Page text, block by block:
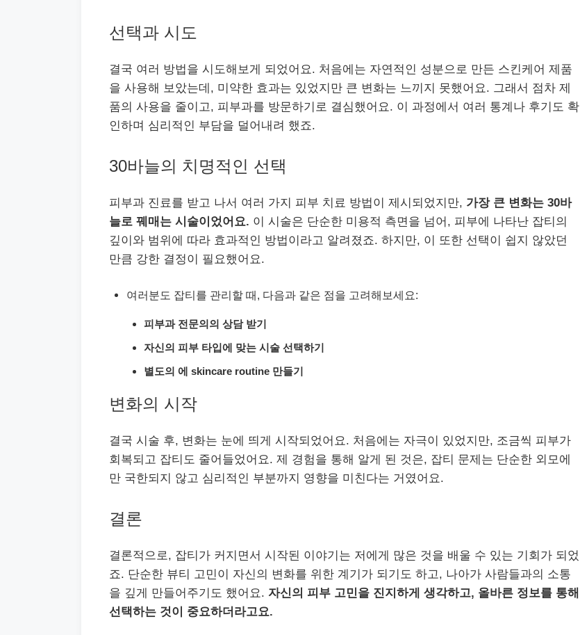
선택과 시도
결국 여러 방법을 시도해보게 되었어요. 처음에는 자연적인 성분으로 만든 스킨케어 제품
을 사용해 보았는데, 미약한 효과는 있었지만 큰 변화는 느끼지 못했어요. 그래서 점차 제
품의 사용을 줄이고, 피부과를 방문하기로 결심했어요. 이 과정에서 여러 통계나 후기도 확
인하며 심리적인 부담을 덜어내려 했죠.
30바늘의 치명적인 선택
피부과 진료를 받고 나서 여러 가지 피부 치료 방법이 제시되었지만, 가장 큰 변화는 30바
늘로 꿰매는 시술이었어요. 이 시술은 단순한 미용적 측면을 넘어, 피부에 나타난 잡티의
깊이와 범위에 따라 효과적인 방법이라고 알려졌죠. 하지만, 이 또한 선택이 쉽지 않았던
만큼 강한 결정이 필요했어요.
여러분도 잡티를 관리할 때, 다음과 같은 점을 고려해보세요:
피부과 전문의의 상담 받기
자신의 피부 타입에 맞는 시술 선택하기
별도의 에 skincare routine 만들기
변화의 시작
결국 시술 후, 변화는 눈에 띄게 시작되었어요. 처음에는 자극이 있었지만, 조금씩 피부가
회복되고 잡티도 줄어들었어요. 제 경험을 통해 알게 된 것은, 잡티 문제는 단순한 외모에
만 국한되지 않고 심리적인 부분까지 영향을 미친다는 거였어요.
결론
결론적으로, 잡티가 커지면서 시작된 이야기는 저에게 많은 것을 배울 수 있는 기회가 되었
죠. 단순한 뷰티 고민이 자신의 변화를 위한 계기가 되기도 하고, 나아가 사람들과의 소통
을 깊게 만들어주기도 했어요. 자신의 피부 고민을 진지하게 생각하고, 올바른 정보를 통해
선택하는 것이 중요하더라고요.